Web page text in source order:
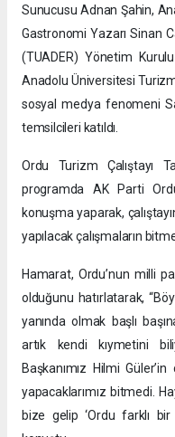
Sunucusu Adnan Şahin,
Gastronomi Yazarı Sinan
(TUADER) Yönetim
Anadolu Üniversitesi
sosyal medya fenomeni
temsilcileri katıldı.
Ordu Turizm Çalıştayı
programda AK Parti
konuşma yaparak,
yapılacak çalışmaların
Hamarat, Ordu’nun milli
olduğunu hatırlatarak,
yanında olmak başlı
artık kendi kıymetini
Başkanımız Hilmi
yapacaklarımız bitmedi.
bize gelip ‘Ordu farklı